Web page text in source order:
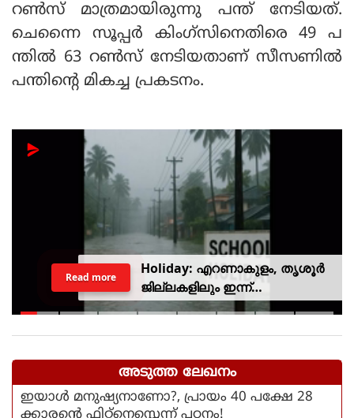
റണ്‍സ് മാത്രമായിരുന്നു പന്ത് നേടിയത്.
ചെന്നൈ സൂപ്പര്‍ കിംഗ്‌സിനെതിരെ 49 പ
ന്തില്‍ 63 റണ്‍സ് നേടിയതാണ് സീസണില്‍
പന്തിന്റെ മികച്ച പ്രകടനം.
Holiday: എറണാകുളം, തൃശൂർ
ജില്ലകളിലും ഇന്ന്
അവധിയാണേ..!
Read more
അടുത്ത ലേഖനം
ഇയാള്‍ മനുഷ്യനാണോ?, പ്രായം 40 പക്ഷേ 28